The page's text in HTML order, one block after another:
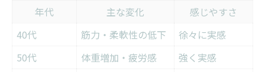
年代 主な変化
感じやすさ
40代
筋力・柔軟性の低下
徐々に実感
50代
体重増加・疲労感
強く実感